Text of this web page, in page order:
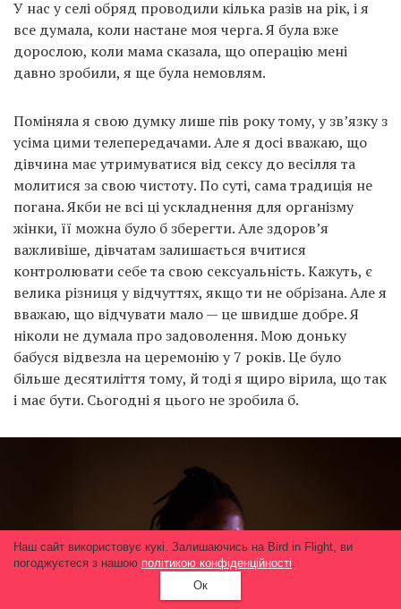
У нас у селі обряд проводили кілька разів на рік, і я
все думала, коли настане моя черга. Я була вже
дорослою, коли мама сказала, що операцію мені
давно зробили, я ще була немовлям.
Поміняла я свою думку лише пів року тому, у зв’язку з
усіма цими телепередачами. Але я досі вважаю, що
дівчина має утримуватися від сексу до весілля та
молитися за свою чистоту. По суті, сама традиція не
погана. Якби не всі ці ускладнення для організму
жінки, її можна було б зберегти. Але здоров’я
важливіше, дівчатам залишається вчитися
контролювати себе та свою сексуальність. Кажуть, є
велика різниця у відчуттях, якщо ти не обрізана. Але я
вважаю, що відчувати мало — це швидше добре. Я
ніколи не думала про задоволення. Мою доньку
бабуся відвезла на церемонію у 7 років. Це було
більше десятиліття тому, й тоді я щиро вірила, що так
і має бути. Сьогодні я цього не зробила б.
Наш сайт використовує кукі. Залишаючись на Bird in Flight, ви
погоджуєтеся з нашою політикою конфіденційності.
Ок